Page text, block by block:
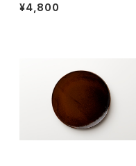
¥4,800